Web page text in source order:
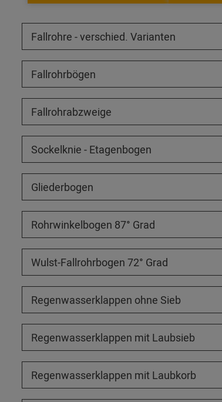
Fallrohre - verschied. Varianten
Fallrohrbögen
Fallrohrabzweige
Sockelknie - Etagenbogen
Gliederbogen
Rohrwinkelbogen 87° Grad
Wulst-Fallrohrbogen 72° Grad
Regenwasserklappen ohne Sieb
Regenwasserklappen mit Laubsieb
Regenwasserklappen mit Laubkorb